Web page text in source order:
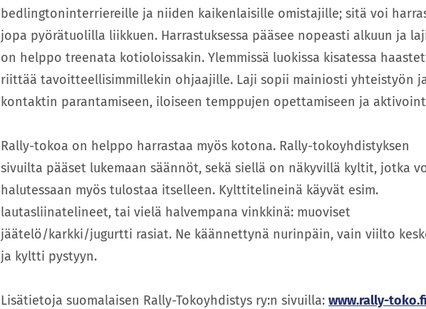
bedlingtoninterriereille ja niiden kaikenlaisille omistajille; sitä voi
jopa pyörätuolilla liikkuen. Harrastuksessa pääsee nopeasti alkuun ja
on helppo treenata kotioloissakin. Ylemmissä luokissa kisatessa
riittää tavoitteellisimmillekin ohjaajille. Laji sopii mainiosti yhteistyön
kontaktin parantamiseen, iloiseen temppujen opettamiseen ja
Rally-tokoa on helppo harrastaa myös kotona. Rally-tokoyhdistyksen
sivuilta pääset lukemaan säännöt, sekä siellä on näkyvillä kyltit, jotka
halutessaan myös tulostaa itselleen. Kylttitelineinä käyvät esim.
lautasliinatelineet, tai vielä halvempana vinkkinä: muoviset
jäätelö/karkki/jugurtti rasiat. Ne käännettynä nurinpäin, vain viilto
ja kyltti pystyyn.
Lisätietoja suomalaisen Rally-Tokoyhdistys ry:n sivuilla: www.rally-toko.fi